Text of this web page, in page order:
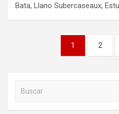
Bata, Llano Subercaseaux,
1 2